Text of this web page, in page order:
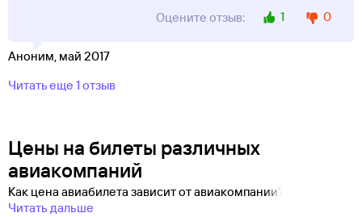
Оцените отзыв:
1 0
Аноним, май 2017
Читать еще 1 отзыв
Цены на билеты различных
авиакомпаний
Как цена авиабилета зависит от авиакомпании?
Читать дальше